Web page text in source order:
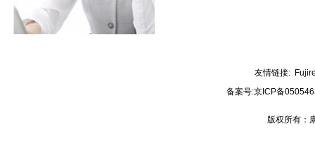
友情链接:
备案号:京ICP备
版权所有：